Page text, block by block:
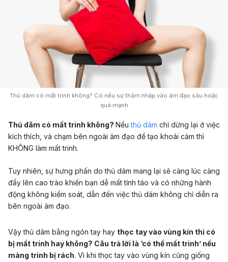
Thủ dâm có mất trinh không? Có nếu sự thâm nhập vào âm đạo sâu hoặc
quá mạnh
Thủ dâm có mất trinh không? Nếu thủ dâm chỉ dừng lại ở việc
kích thích, và chạm bên ngoài âm đạo để tạo khoái cảm thì
KHÔNG làm mất trinh.
Tuy nhiên, sự hưng phấn do thủ dâm mang lại sẽ càng lúc càng
đẩy lên cao trào khiến bạn dễ mất tỉnh táo và có những hành
động không kiểm soát, dẫn đến việc thủ dâm không chỉ diễn ra
bên ngoài âm đạo.
Vậy thủ dâm bằng ngón tay hay thọc tay vào vùng kín thì có
bị mất trinh hay không? Câu trả lời là ‘có thể mất trinh’ nếu
màng trinh bị rách. Vì khi thọc tay vào vùng kín cũng giống